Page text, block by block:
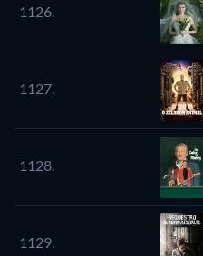
1126.
1127.
1128.
1129.